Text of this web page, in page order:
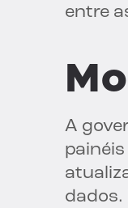
entre
A
dados.